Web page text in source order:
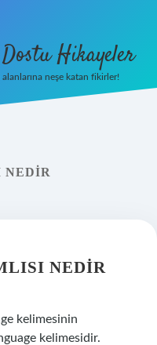
Hikayeler
alanlarına neşe katan fikirler!
NEDIR
kelimesinin
kelimesidir.